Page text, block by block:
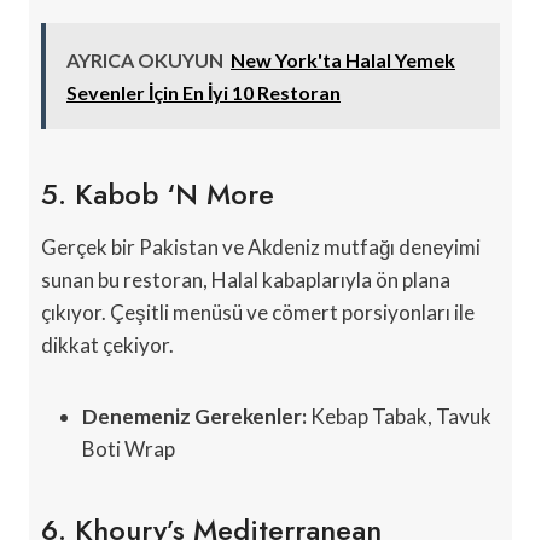
AYRICA OKUYUN New York'ta Halal Yemek
Sevenler İçin En İyi 10 Restoran
5. Kabob ‘N More
Gerçek bir Pakistan ve Akdeniz mutfağı deneyimi
sunan bu restoran, Halal kabaplarıyla ön plana
çıkıyor. Çeşitli menüsü ve cömert porsiyonları ile
dikkat çekiyor.
Denemeniz Gerekenler: Kebap Tabak, Tavuk
Boti Wrap
6. Khoury’s Mediterranean